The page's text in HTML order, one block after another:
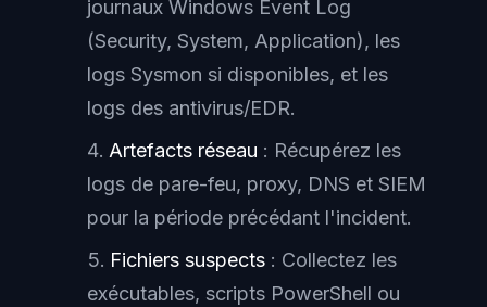
journaux Windows Event Log
(Security, System, Application), les
logs Sysmon si disponibles, et les
logs des antivirus/EDR.
Artefacts réseau : Récupérez les
logs de pare-feu, proxy, DNS et SIEM
pour la période précédant l'incident.
Fichiers suspects : Collectez les
exécutables, scripts PowerShell ou